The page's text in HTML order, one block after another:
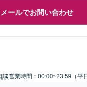
メールでお問い合わせ
談営業時間：00:00~23:59（平日